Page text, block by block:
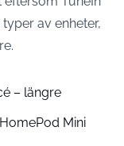
av enheter,
– längre
Mini